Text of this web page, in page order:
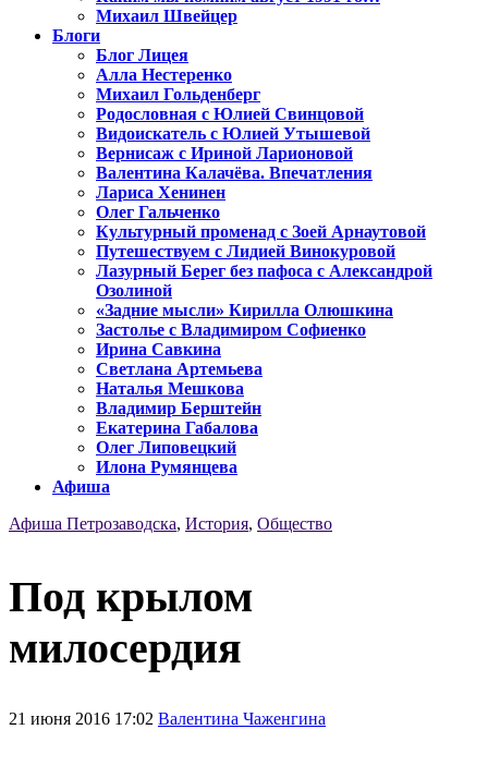
Михаил Швейцер
Блоги
Блог Лицея
Алла Нестеренко
Михаил Гольденберг
Родословная с Юлией Свинцовой
Видоискатель с Юлией Утышевой
Вернисаж с Ириной Ларионовой
Валентина Калачёва. Впечатления
Лариса Хенинен
Олег Гальченко
Культурный променад с Зоей Арнаутовой
Путешествуем с Лидией Винокуровой
Лазурный Берег без пафоса с Александрой
Озолиной
«Задние мысли» Кирилла Олюшкина
Застолье с Владимиром Софиенко
Ирина Савкина
Светлана Артемьева
Наталья Мешкова
Владимир Берштейн
Екатерина Габалова
Олег Липовецкий
Илона Румянцева
Афиша
Афиша Петрозаводска, История, Общество
Под крылом
милосердия
21 июня 2016 17:02 Валентина Чаженгина